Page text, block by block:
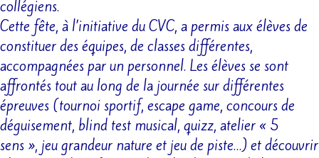
collégiens.
Cette fête, à l’initiative du CVC, a permis aux élèves de
constituer des équipes, de classes différentes,
accompagnées par un personnel. Les élèves se sont
affrontés tout au long de la journée sur différentes
épreuves (tournoi sportif, escape game, concours de
déguisement, blind test musical, quizz, atelier « 5
sens », jeu grandeur nature et jeu de piste…) et découvrir